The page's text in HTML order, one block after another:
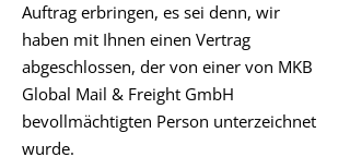
Auftrag erbringen, es sei denn, wir
haben mit Ihnen einen Vertrag
abgeschlossen, der von einer von MKB
Global Mail & Freight GmbH
bevollmächtigten Person unterzeichnet
wurde.